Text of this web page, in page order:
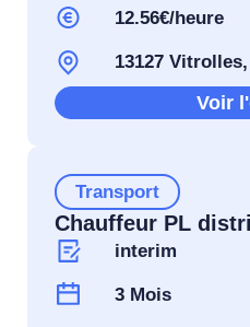
12.56€/heure
13127
Voir
Transport
Chauffeur PL
interim
3 Mois